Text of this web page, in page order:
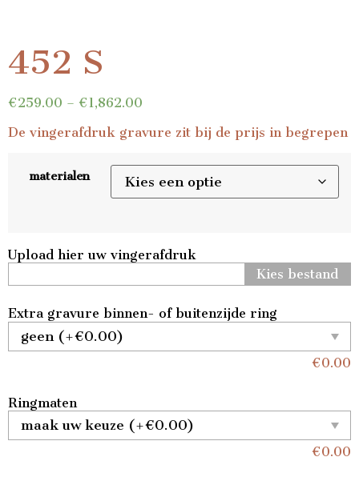
452 S
€259.00 – €1,862.00
De vingerafdruk gravure zit bij de prijs in begrepen
materialen
Upload hier uw vingerafdruk
Kies bestand
Extra gravure binnen- of buitenzijde ring
€0.00
Ringmaten
€0.00